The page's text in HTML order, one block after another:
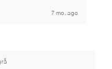
7 mo. ago